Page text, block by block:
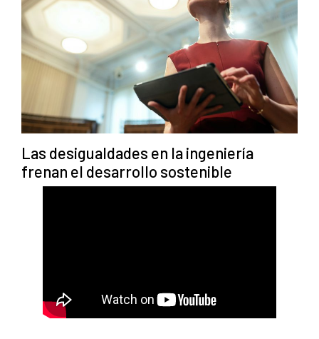
Las desigualdades en la ingeniería
frenan el desarrollo sostenible